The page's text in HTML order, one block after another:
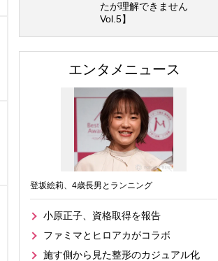
たが理解できません
Vol.5】
エンタメニュース
登坂絵莉、4歳長男とランニング
小原正子、資格取得を報告
ファミマとヒロアカがコラボ
施す側から見た整形のカジュアル化